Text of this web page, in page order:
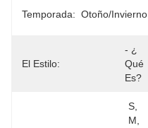
Temporada: Otoño/invierno
El Estilo:
- ¿
Qué
Es?
S,
M,